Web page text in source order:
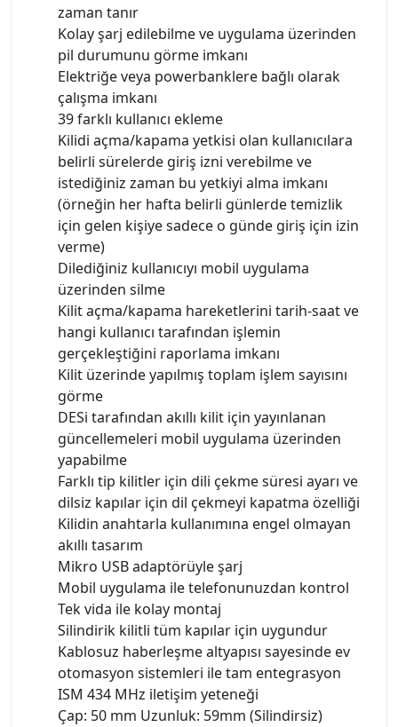
zaman tanır
Kolay şarj edilebilme ve uygulama üzerinden
pil durumunu görme imkanı
Elektriğe veya powerbanklere bağlı olarak
çalışma imkanı
39 farklı kullanıcı ekleme
Kilidi açma/kapama yetkisi olan kullanıcılara
belirli sürelerde giriş izni verebilme ve
istediğiniz zaman bu yetkiyi alma imkanı
(örneğin her hafta belirli günlerde temizlik
için gelen kişiye sadece o günde giriş için izin
verme)
Dilediğiniz kullanıcıyı mobil uygulama
üzerinden silme
Kilit açma/kapama hareketlerini tarih-saat ve
hangi kullanıcı tarafından işlemin
gerçekleştiğini raporlama imkanı
Kilit üzerinde yapılmış toplam işlem sayısını
görme
DESi tarafından akıllı kilit için yayınlanan
güncellemeleri mobil uygulama üzerinden
yapabilme
Farklı tip kilitler için dili çekme süresi ayarı ve
dilsiz kapılar için dil çekmeyi kapatma özelliği
Kilidin anahtarla kullanımına engel olmayan
akıllı tasarım
Mikro USB adaptörüyle şarj
Mobil uygulama ile telefonunuzdan kontrol
Tek vida ile kolay montaj
Silindirik kilitli tüm kapılar için uygundur
Kablosuz haberleşme altyapısı sayesinde ev
otomasyon sistemleri ile tam entegrasyon
ISM 434 MHz iletişim yeteneği
Çap: 50 mm Uzunluk: 59mm (Silindirsiz)